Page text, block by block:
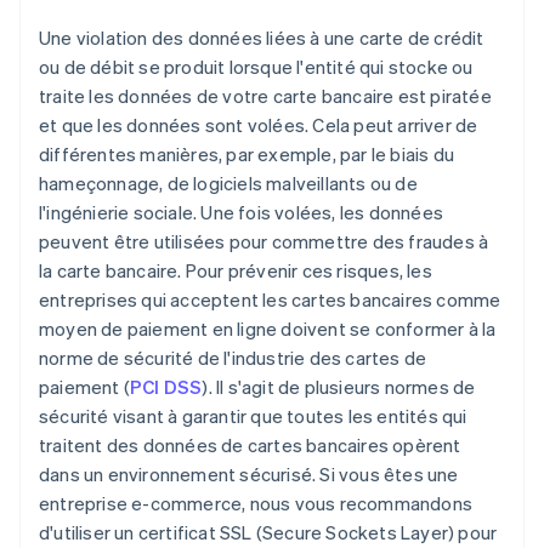
Une violation des données liées à une carte de crédit
ou de débit se produit lorsque l'entité qui stocke ou
traite les données de votre carte bancaire est piratée
et que les données sont volées. Cela peut arriver de
différentes manières, par exemple, par le biais du
hameçonnage, de logiciels malveillants ou de
l'ingénierie sociale. Une fois volées, les données
peuvent être utilisées pour commettre des fraudes à
la carte bancaire. Pour prévenir ces risques, les
entreprises qui acceptent les cartes bancaires comme
moyen de paiement en ligne doivent se conformer à la
norme de sécurité de l'industrie des cartes de
paiement (PCI DSS). Il s'agit de plusieurs normes de
sécurité visant à garantir que toutes les entités qui
traitent des données de cartes bancaires opèrent
dans un environnement sécurisé. Si vous êtes une
entreprise e-commerce, nous vous recommandons
d'utiliser un certificat SSL (Secure Sockets Layer) pour